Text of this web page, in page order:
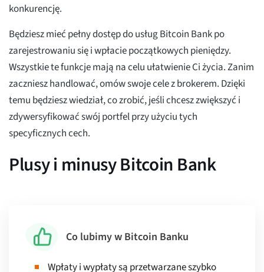
konkurencję.
Będziesz mieć pełny dostęp do usług Bitcoin Bank po
zarejestrowaniu się i wpłacie początkowych pieniędzy.
Wszystkie te funkcje mają na celu ułatwienie Ci życia. Zanim
zaczniesz handlować, omów swoje cele z brokerem. Dzięki
temu będziesz wiedział, co zrobić, jeśli chcesz zwiększyć i
zdywersyfikować swój portfel przy użyciu tych
specyficznych cech.
Plusy i minusy Bitcoin Bank
Co lubimy w Bitcoin Banku
Wpłaty i wypłaty są przetwarzane szybko